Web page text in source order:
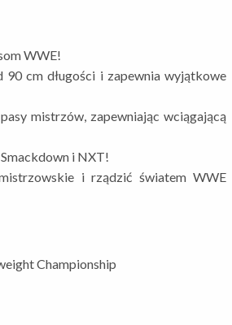
WWE!
90 cm długości i zapewnia wyjątkowe
mistrzów, zapewniając wciągającą
i NXT!
i rządzić światem WWE
Championship